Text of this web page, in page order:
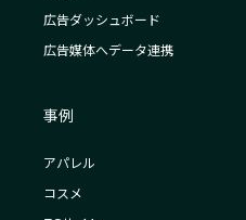
広告ダッシュボード
広告媒体へデータ連携
事例
アパレル
コスメ